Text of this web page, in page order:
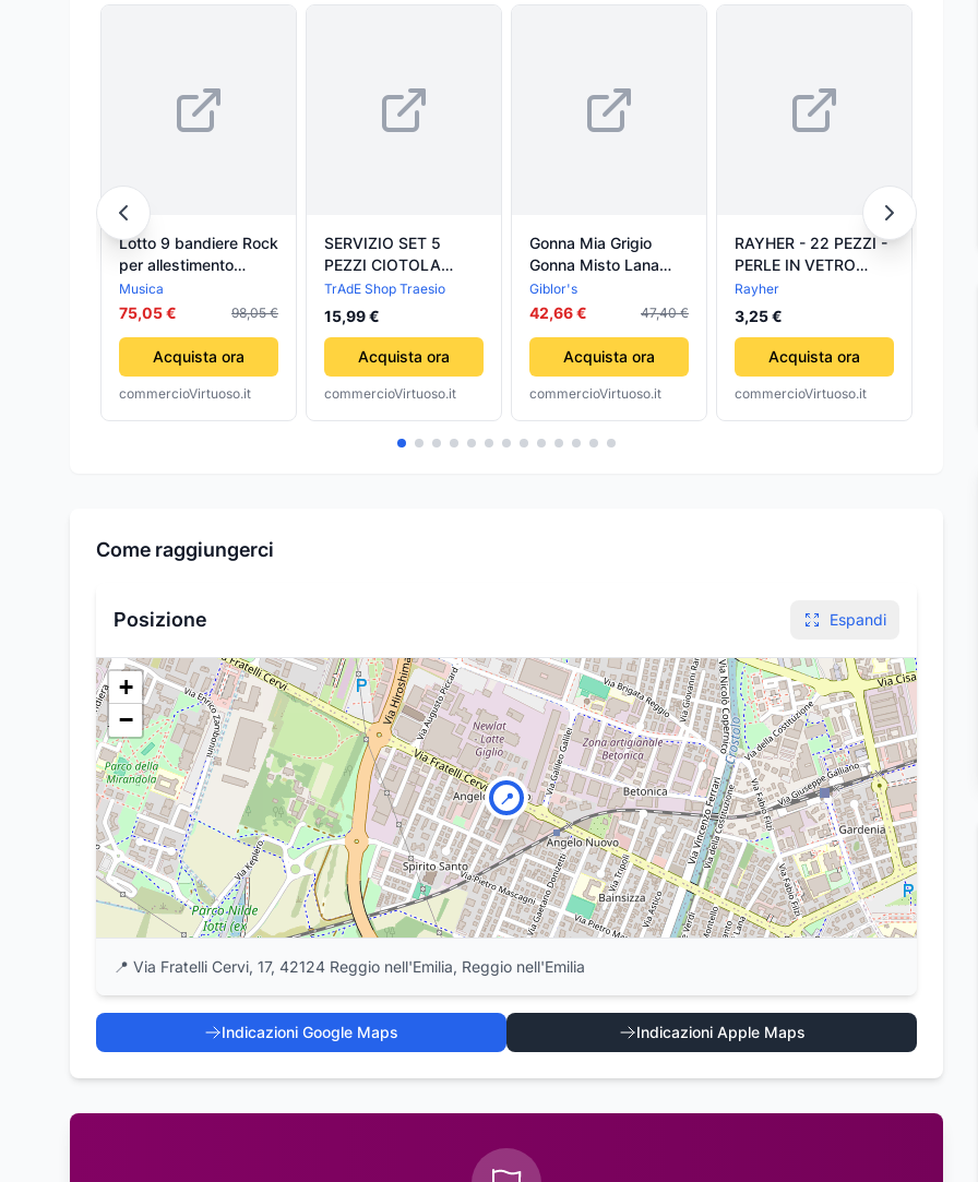
Lotto 9 bandiere Rock
per allestimento
cameretta / pub /
birreria / festa
Musica
75,05 € 98,05 €
Acquista ora
commercioVirtuoso.it
SERVIZIO SET 5
PEZZI CIOTOLA
VETRO 22 CM + 4
BICCHIERI BIRRA PUB
APERITIVO BAR
TrAdE Shop Traesio
15,99 €
Acquista ora
commercioVirtuoso.it
Gonna Mia Grigio
Gonna Misto Lana
Completo Reception
Elasticizzata
Giblor's
42,66 € 47,40 €
Acquista ora
commercioVirtuoso.it
RAYHER - 22 PEZZI -
PERLE IN VETRO
CHICCO DI RISO
3X11MM - COLORE
GRIGIO ANTRACITE
Rayher
3,25 €
Acquista ora
commercioVirtuoso.it
da
Come raggiungerci
Posizione Espandi
📍
+
−
📍 Via Fratelli Cervi, 17, 42124 Reggio nell'Emilia, Reggio nell'Emilia
Indicazioni Google Maps Indicazioni Apple Maps